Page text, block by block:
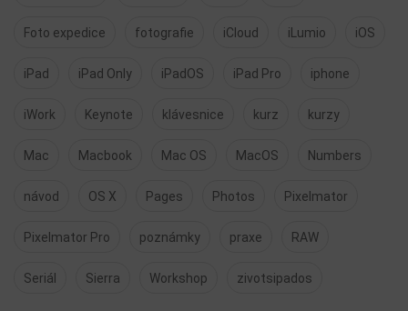
Foto expedice fotografie iCloud iLumio iOS
iPad iPad Only iPadOS iPad Pro iphone
iWork Keynote klávesnice kurz kurzy
Mac Macbook Mac OS MacOS Numbers
návod OS X Pages Photos Pixelmator
Pixelmator Pro poznámky praxe RAW
Seriál Sierra Workshop zivotsipados